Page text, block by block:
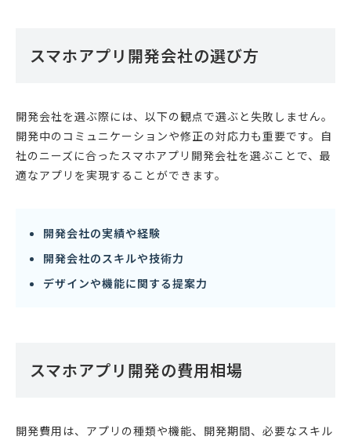
スマホアプリ開発会社の選び方
開発会社を選ぶ際には、以下の観点で選ぶと失敗しません。
開発中のコミュニケーションや修正の対応力も重要です。自
社のニーズに合ったスマホアプリ開発会社を選ぶことで、最
適なアプリを実現することができます。
開発会社の実績や経験
開発会社のスキルや技術力
デザインや機能に関する提案力
スマホアプリ開発の費用相場
開発費用は、アプリの種類や機能、開発期間、必要なスキル